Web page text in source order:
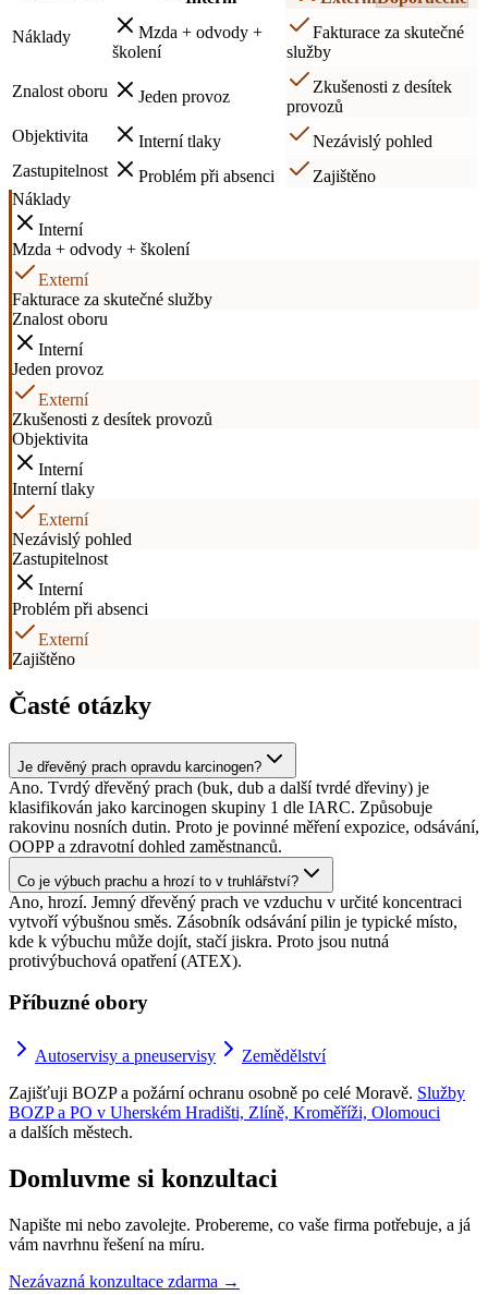
Náklady
Mzda + odvody +
školení
Fakturace za skutečné
služby
Znalost oboru Jeden provoz
Zkušenosti z desítek
provozů
Objektivita
Interní tlaky
Nezávislý pohled
Zastupitelnost
Problém při absenci
Zajištěno
Náklady
Interní
Mzda + odvody + školení
Externí
Fakturace za skutečné služby
Znalost oboru
Interní
Jeden provoz
Externí
Zkušenosti z desítek provozů
Objektivita
Interní
Interní tlaky
Externí
Nezávislý pohled
Zastupitelnost
Interní
Problém při absenci
Externí
Zajištěno
Časté otázky
Je dřevěný prach opravdu karcinogen?
Ano. Tvrdý dřevěný prach (buk, dub a další tvrdé dřeviny) je
klasifikován jako karcinogen skupiny 1 dle IARC. Způsobuje
rakovinu nosních dutin. Proto je povinné měření expozice, odsávání,
OOPP a zdravotní dohled zaměstnanců.
Co je výbuch prachu a hrozí to v truhlářství?
Ano, hrozí. Jemný dřevěný prach ve vzduchu v určité koncentraci
vytvoří výbušnou směs. Zásobník odsávání pilin je typické místo,
kde k výbuchu může dojít, stačí jiskra. Proto jsou nutná
protivýbuchová opatření (ATEX).
Příbuzné obory
Autoservisy a pneuservisy
Zemědělství
Zajišťuji BOZP a požární ochranu osobně po celé Moravě. Služby
BOZP a PO v Uherském Hradišti, Zlíně, Kroměříži, Olomouci
a dalších městech.
Domluvme si konzultaci
Napište mi nebo zavolejte. Probereme, co vaše firma potřebuje, a já
vám navrhnu řešení na míru.
Nezávazná konzultace zdarma →